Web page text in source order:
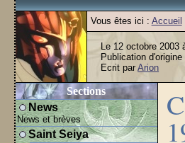
Vous êtes ici : Accueil
Le 12 octobre 2003
Publication
Ecrit parArion
Sections
News
News et brèves
Saint Seiya